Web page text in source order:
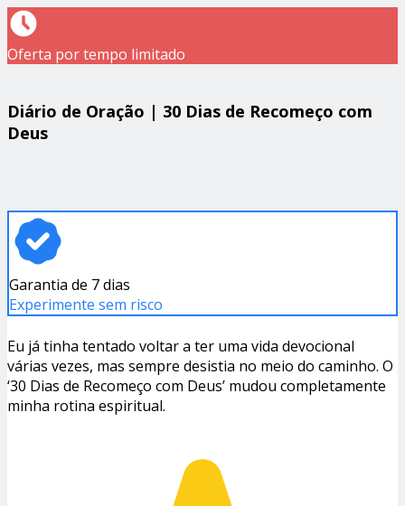
Oferta por tempo limitado
Diário de Oração | 30 Dias de Recomeço com
Deus
Garantia de 7 dias
Experimente sem risco
Eu já tinha tentado voltar a ter uma vida devocional
várias vezes, mas sempre desistia no meio do caminho. O
‘30 Dias de Recomeço com Deus’ mudou completamente
minha rotina espiritual.